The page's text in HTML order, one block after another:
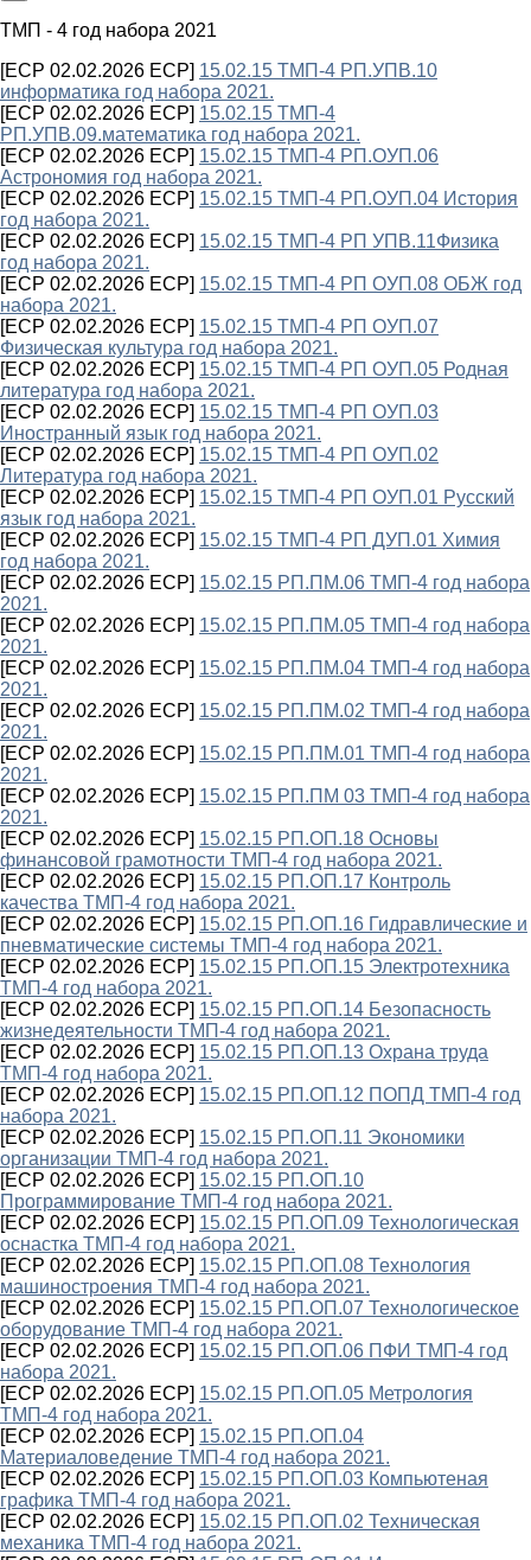
ТМП - 4 год набора 2021
[ECP 02.02.2026 ECP] 15.02.15 ТМП-4 РП.УПВ.10
информатика год набора 2021.
[ECP 02.02.2026 ECP] 15.02.15 ТМП-4
РП.УПВ.09.математика год набора 2021.
[ECP 02.02.2026 ECP] 15.02.15 ТМП-4 РП.ОУП.06
Астрономия год набора 2021.
[ECP 02.02.2026 ECP] 15.02.15 ТМП-4 РП.ОУП.04 История
год набора 2021.
[ECP 02.02.2026 ECP] 15.02.15 ТМП-4 РП УПВ.11Физика
год набора 2021.
[ECP 02.02.2026 ECP] 15.02.15 ТМП-4 РП ОУП.08 ОБЖ год
набора 2021.
[ECP 02.02.2026 ECP] 15.02.15 ТМП-4 РП ОУП.07
Физическая культура год набора 2021.
[ECP 02.02.2026 ECP] 15.02.15 ТМП-4 РП ОУП.05 Родная
литература год набора 2021.
[ECP 02.02.2026 ECP] 15.02.15 ТМП-4 РП ОУП.03
Иностранный язык год набора 2021.
[ECP 02.02.2026 ECP] 15.02.15 ТМП-4 РП ОУП.02
Литература год набора 2021.
[ECP 02.02.2026 ECP] 15.02.15 ТМП-4 РП ОУП.01 Русский
язык год набора 2021.
[ECP 02.02.2026 ECP] 15.02.15 ТМП-4 РП ДУП.01 Химия
год набора 2021.
[ECP 02.02.2026 ECP] 15.02.15 РП.ПМ.06 ТМП-4 год набора
2021.
[ECP 02.02.2026 ECP] 15.02.15 РП.ПМ.05 ТМП-4 год набора
2021.
[ECP 02.02.2026 ECP] 15.02.15 РП.ПМ.04 ТМП-4 год набора
2021.
[ECP 02.02.2026 ECP] 15.02.15 РП.ПМ.02 ТМП-4 год набора
2021.
[ECP 02.02.2026 ECP] 15.02.15 РП.ПМ.01 ТМП-4 год набора
2021.
[ECP 02.02.2026 ECP] 15.02.15 РП.ПМ 03 ТМП-4 год набора
2021.
[ECP 02.02.2026 ECP] 15.02.15 РП.ОП.18 Основы
финансовой грамотности ТМП-4 год набора 2021.
[ECP 02.02.2026 ECP] 15.02.15 РП.ОП.17 Контроль
качества ТМП-4 год набора 2021.
[ECP 02.02.2026 ECP] 15.02.15 РП.ОП.16 Гидравлические и
пневматические системы ТМП-4 год набора 2021.
[ECP 02.02.2026 ECP] 15.02.15 РП.ОП.15 Электротехника
ТМП-4 год набора 2021.
[ECP 02.02.2026 ECP] 15.02.15 РП.ОП.14 Безопасность
жизнедеятельности ТМП-4 год набора 2021.
[ECP 02.02.2026 ECP] 15.02.15 РП.ОП.13 Охрана труда
ТМП-4 год набора 2021.
[ECP 02.02.2026 ECP] 15.02.15 РП.ОП.12 ПОПД ТМП-4 год
набора 2021.
[ECP 02.02.2026 ECP] 15.02.15 РП.ОП.11 Экономики
организации ТМП-4 год набора 2021.
[ECP 02.02.2026 ECP] 15.02.15 РП.ОП.10
Программирование ТМП-4 год набора 2021.
[ECP 02.02.2026 ECP] 15.02.15 РП.ОП.09 Технологическая
оснастка ТМП-4 год набора 2021.
[ECP 02.02.2026 ECP] 15.02.15 РП.ОП.08 Технология
машиностроения ТМП-4 год набора 2021.
[ECP 02.02.2026 ECP] 15.02.15 РП.ОП.07 Технологическое
оборудование ТМП-4 год набора 2021.
[ECP 02.02.2026 ECP] 15.02.15 РП.ОП.06 ПФИ ТМП-4 год
набора 2021.
[ECP 02.02.2026 ECP] 15.02.15 РП.ОП.05 Метрология
ТМП-4 год набора 2021.
[ECP 02.02.2026 ECP] 15.02.15 РП.ОП.04
Материаловедение ТМП-4 год набора 2021.
[ECP 02.02.2026 ECP] 15.02.15 РП.ОП.03 Компьютеная
графика ТМП-4 год набора 2021.
[ECP 02.02.2026 ECP] 15.02.15 РП.ОП.02 Техническая
механика ТМП-4 год набора 2021.